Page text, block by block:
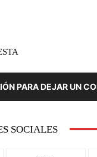
PARA DEJAR UN
SOCIALES